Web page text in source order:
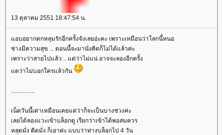
13 ตุลาคม 2551 18:47:54 น.
อบอยากตกหลุมรักอีกครั้งจังเลยอ่ะคะ เพราะเหมือนว่าโลกนี้หนอ
ช่างมีความสุข ... ตอนนี้จะมานั่งคิดก็ไม่ได้แล้วค่ะ
เพราะว่าสายไปแล้ว .. แต่ว่าไม่แน่ อาจจะลองอีกครั้ง
ตว่าไม่บอกใครแล้วกัน
................
เน็ตวันนี้เต่าเหมือนเคยแต่ว่าก็จะเป็นบางช่วงค่ะ
เลยได้ลองแวะเข้าบล็อกดู เรียกว่าเข้าได้พอสมควร
หลุดมั่ง ติดมั่ง ก็เอาค่ะ แบบว่าห่างบล็อกไป 4 วัน